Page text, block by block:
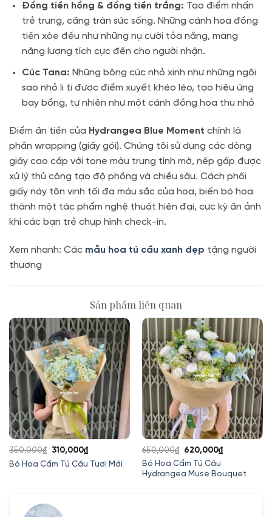
Đồng tiền hồng & đồng tiền trắng: Tạo điểm nhấn
trẻ trung, căng tràn sức sống. Những cánh hoa đồng
tiền xòe đều như những nụ cười tỏa nắng, mang
năng lượng tích cực đến cho người nhận.
Cúc Tana: Những bông cúc nhỏ xinh như những ngôi
sao nhỏ li ti được điểm xuyết khéo léo, tạo hiệu ứng
bay bổng, tự nhiên như một cánh đồng hoa thu nhỏ
Điểm ăn tiền của Hydrangea Blue Moment chính là
phần wrapping (giấy gói). Chúng tôi sử dụng các dòng
giấy cao cấp với tone màu trung tính mờ, nếp gấp được
xử lý thủ công tạo độ phồng và chiều sâu. Cách phối
giấy này tôn vinh tối đa màu sắc của hoa, biến bó hoa
thành một tác phẩm nghệ thuật hiện đại, cực kỳ ăn ảnh
khi các bạn trẻ chụp hình check-in.
Xem nhanh: Các mẫu hoa tú cầu xanh đẹp tặng người
thương
Sản phẩm liên quan
Bó Hoa Cẩm Tú Cầu Tươi Mới
350,000₫
Giá
gốc
310,000₫Giá
hiện
Bó Hoa Cẩm Tú Cầu
Hydrangea Muse Bouquet
650,000₫
Giá
gốc
là:
620,000₫Giá
tại